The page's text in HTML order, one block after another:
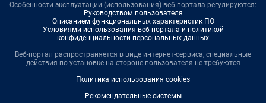
Особенности эксплуатации (использования) веб-портала регулируются:
Руководством пользователя
Описанием функциональных характеристик ПО
Условиями использования веб-портала и политикой
конфиденциальности персональных данных
Веб-портал распространяется в виде интернет-сервиса, специальные
действия по установке на стороне пользователя не требуются
Политика использования cookies
Рекомендательные системы